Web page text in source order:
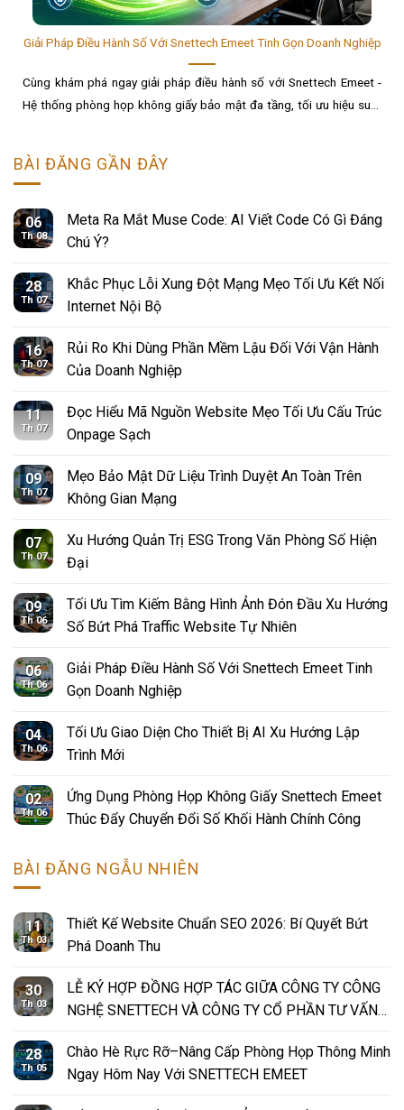
Giải Pháp Điều Hành Số Với Snettech Emeet Tinh Gọn Doanh Nghiệp
Cùng khám phá ngay giải pháp điều hành số với Snettech Emeet -
Hệ thống phòng họp không giấy bảo mật đa tầng, tối ưu hiệu suất
BÀI ĐĂNG GẦN ĐÂY
06
Th 08
Meta Ra Mắt Muse Code: AI Viết Code Có Gì Đáng
Chú Ý?
28
Th 07
Khắc Phục Lỗi Xung Đột Mạng Mẹo Tối Ưu Kết Nối
Internet Nội Bộ
16
Th 07
Rủi Ro Khi Dùng Phần Mềm Lậu Đối Với Vận Hành
Của Doanh Nghiệp
11
Th 07
Đọc Hiểu Mã Nguồn Website Mẹo Tối Ưu Cấu Trúc
Onpage Sạch
09
Th 07
Mẹo Bảo Mật Dữ Liệu Trình Duyệt An Toàn Trên
Không Gian Mạng
07
Th 07
Xu Hướng Quản Trị ESG Trong Văn Phòng Số Hiện
Đại
09
Th 06
Tối Ưu Tìm Kiếm Bằng Hình Ảnh Đón Đầu Xu Hướng
Số Bứt Phá Traffic Website Tự Nhiên
06
Th 06
Giải Pháp Điều Hành Số Với Snettech Emeet Tinh
Gọn Doanh Nghiệp
04
Th 06
Tối Ưu Giao Diện Cho Thiết Bị AI Xu Hướng Lập
Trình Mới
02
Th 06
Ứng Dụng Phòng Họp Không Giấy Snettech Emeet
Thúc Đẩy Chuyển Đổi Số Khối Hành Chính Công
BÀI ĐĂNG NGẪU NHIÊN
11
Th 03
Thiết Kế Website Chuẩn SEO 2026: Bí Quyết Bứt
Phá Doanh Thu
30
Th 03
LỄ KÝ HỢP ĐỒNG HỢP TÁC GIỮA CÔNG TY CÔNG
NGHỆ SNETTECH VÀ CÔNG TY CỔ PHẦN TƯ VẤN
28
Th 05
Chào Hè Rực Rỡ–Nâng Cấp Phòng Họp Thông Minh
Ngay Hôm Nay Với SNETTECH EMEET